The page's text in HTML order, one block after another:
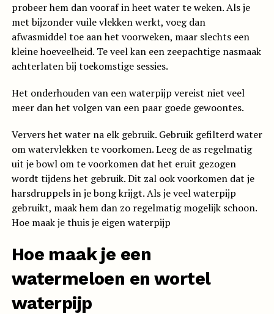
probeer hem dan vooraf in heet water te weken. Als je
met bijzonder vuile vlekken werkt, voeg dan
afwasmiddel toe aan het voorweken, maar slechts een
kleine hoeveelheid. Te veel kan een zeepachtige nasmaak
achterlaten bij toekomstige sessies.
Het onderhouden van een waterpijp vereist niet veel
meer dan het volgen van een paar goede gewoontes.
Ververs het water na elk gebruik. Gebruik gefilterd water
om watervlekken te voorkomen. Leeg de as regelmatig
uit je bowl om te voorkomen dat het eruit gezogen
wordt tijdens het gebruik. Dit zal ook voorkomen dat je
harsdruppels in je bong krijgt. Als je veel waterpijp
gebruikt, maak hem dan zo regelmatig mogelijk schoon.
Hoe maak je thuis je eigen waterpijp
Hoe maak je een
watermeloen en wortel
waterpijp